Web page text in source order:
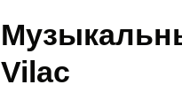
Vilac